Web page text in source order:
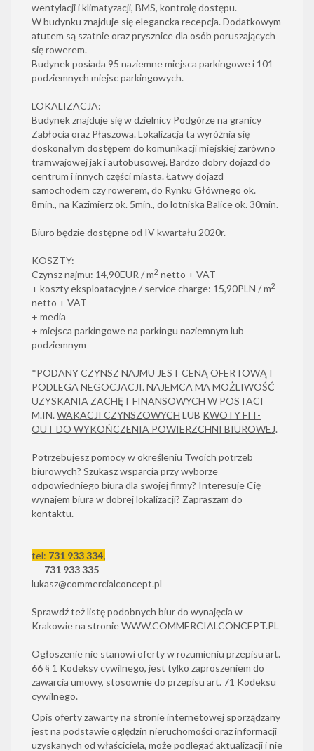
wentylacji i klimatyzacji, BMS, kontrolę dostępu.
W budynku znajduje się elegancka recepcja. Dodatkowym
atutem są szatnie oraz prysznice dla osób poruszających
się rowerem.
Budynek posiada 95 naziemne miejsca parkingowe i 101
podziemnych miejsc parkingowych.
LOKALIZACJA:
Budynek znajduje się w dzielnicy Podgórze na granicy
Zabłocia oraz Płaszowa. Lokalizacja ta wyróżnia się
doskonałym dostępem do komunikacji miejskiej zarówno
tramwajowej jak i autobusowej. Bardzo dobry dojazd do
centrum i innych części miasta. Łatwy dojazd
samochodem czy rowerem, do Rynku Głównego ok.
8min., na Kazimierz ok. 5min., do lotniska Balice ok. 30min.
Biuro będzie dostępne od IV kwartału 2020r.
KOSZTY:
Czynsz najmu: 14,90EUR / m2 netto + VAT
+ koszty eksploatacyjne / service charge: 15,90PLN / m2
netto + VAT
+ media
+ miejsca parkingowe na parkingu naziemnym lub
podziemnym
*PODANY CZYNSZ NAJMU JEST CENĄ OFERTOWĄ I
PODLEGA NEGOCJACJI. NAJEMCA MA MOŻLIWOŚĆ
UZYSKANIA ZACHĘT FINANSOWYCH W POSTACI
M.IN. WAKACJI CZYNSZOWYCH LUB KWOTY FIT-
OUT DO WYKOŃCZENIA POWIERZCHNI BIUROWEJ.
Potrzebujesz pomocy w określeniu Twoich potrzeb
biurowych? Szukasz wsparcia przy wyborze
odpowiedniego biura dla swojej firmy? Interesuje Cię
wynajem biura w dobrej lokalizacji? Zapraszam do
kontaktu.
tel: 731 933 334,
731 933 335
lukasz@commercialconcept.pl
Sprawdź też listę podobnych biur do wynajęcia w
Krakowie na stronieWWW.COMMERCIALCONCEPT.PL
Ogłoszenie nie stanowi oferty w rozumieniu przepisu art.
66 § 1 Kodeksy cywilnego, jest tylko zaproszeniem do
zawarcia umowy, stosownie do przepisu art. 71 Kodeksu
cywilnego.
Opis oferty zawarty na stronie internetowej sporządzany
jest na podstawie oględzin nieruchomości oraz informacji
uzyskanych od właściciela, może podlegać aktualizacji i nie